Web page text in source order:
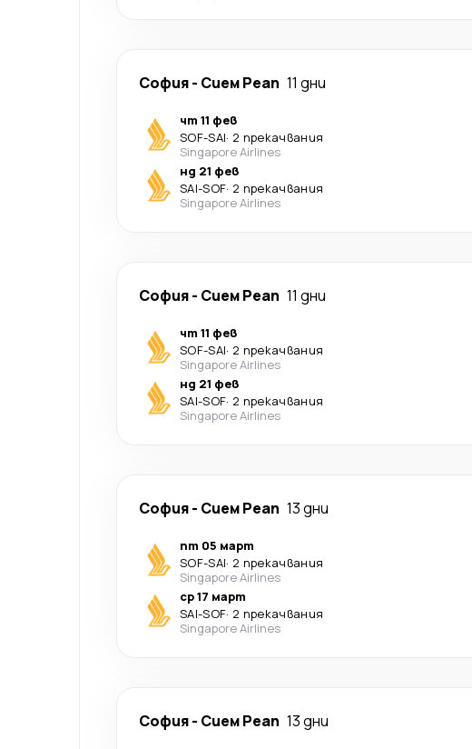
София- Сием Реап 11 дни
чт 11 фев
SOF-SAI· 2 прекачвания
Singapore Airlines
нд 21 фев
SAI-SOF· 2 прекачвания
Singapore Airlines
София- Сием Реап 11 дни
чт 11 фев
SOF-SAI· 2 прекачвания
Singapore Airlines
нд 21 фев
SAI-SOF· 2 прекачвания
Singapore Airlines
София- Сием Реап 13 дни
пт 05 март
SOF-SAI· 2 прекачвания
Singapore Airlines
ср 17 март
SAI-SOF· 2 прекачвания
Singapore Airlines
София- Сием Реап 13 дни